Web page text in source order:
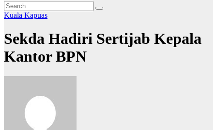
Kuala Kapuas
Sekda Hadiri Sertijab Kepala
Kantor BPN